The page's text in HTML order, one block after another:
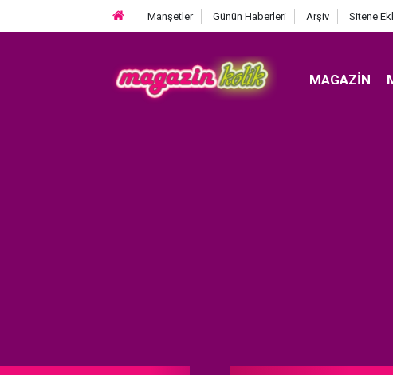
Manşetler Günün Haberleri Arşiv Sitene
MAGAZIN